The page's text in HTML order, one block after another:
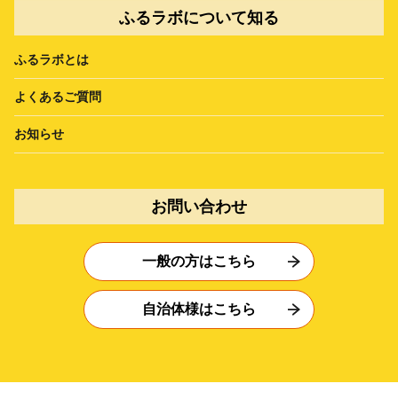
ふるラボについて知る
ふるラボとは
よくあるご質問
お知らせ
お問い合わせ
一般の方はこちら
自治体様はこちら